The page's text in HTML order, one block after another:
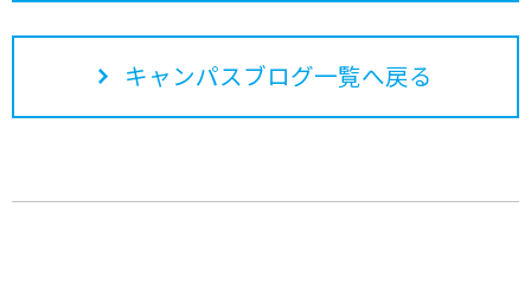
キャンパスブログ一覧へ戻る